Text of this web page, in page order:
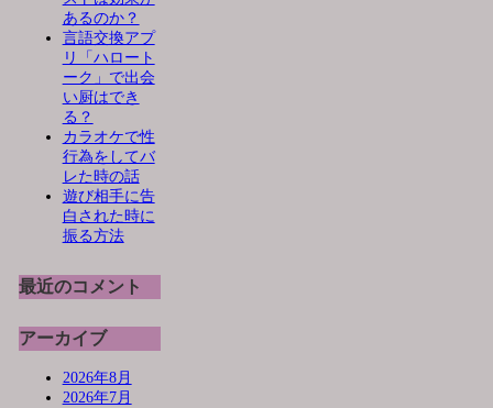
あるのか？
言語交換アプ
リ「ハロート
ーク」で出会
い厨はでき
る？
カラオケで性
行為をしてバ
レた時の話
遊び相手に告
白された時に
振る方法
最近のコメント
アーカイブ
2026年8月
2026年7月